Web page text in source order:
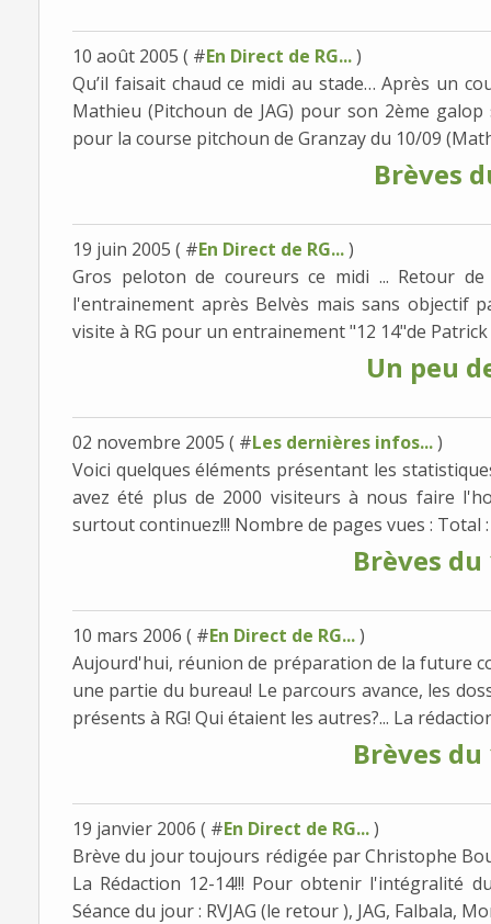
10 août 2005 ( #En Direct de RG...)
Qu’il faisait chaud ce midi au stade… Après un
Mathieu (Pitchoun de JAG) pour son 2ème
pour la course pitchoun de Granzay du 10/09
Brèves
19 juin 2005 ( #En Direct de RG...)
Gros peloton de coureurs ce midi ... Retour
l'entrainement après Belvès mais sans objectif
visite à RG pour un entrainement "12 14"de Patrick
Un peu
02 novembre 2005 ( #Les dernières infos...)
Voici quelques éléments présentant les
avez été plus de 2000 visiteurs à nous faire
surtout continuez!!! Nombre de pages vues : Total :
Brèves
10 mars 2006 ( #En Direct de RG...)
Aujourd'hui, réunion de préparation de la future
une partie du bureau! Le parcours avance, les
présents à RG! Qui étaient les autres?... La
Brèves
19 janvier 2006 ( #En Direct de RG...)
Brève du jour toujours rédigée par Christophe
La Rédaction 12-14!!! Pour obtenir l'intégralité
Séance du jour : RVJAG (le retour ), JAG, Falbala,